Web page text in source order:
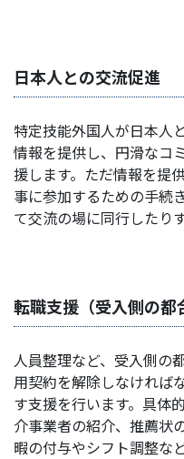
日本人との交流促進
特定技能外国人が日本人
情報を提供し、円滑なコ
援します。ただ情報を提
事に参加するための手続
て交流の場に同行したり
転職支援（受入側の都
人員整理など、受入側の
用契約を解除しなければ
す支援を行います。具体
介事業者の紹介、推薦状
暇の付与やシフト調整な